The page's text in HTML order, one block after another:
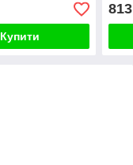
Купити
813